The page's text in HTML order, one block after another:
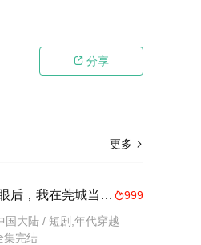
 分享
更多 
999
觉醒天眼后，我在莞城当医尊
国大陆 / 短剧,年代穿越
集完结